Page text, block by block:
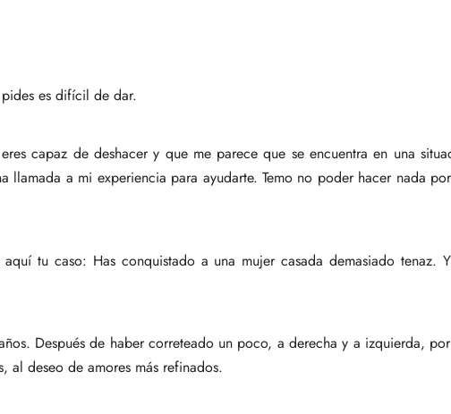
es difícil de dar.
capaz de deshacer y que me parece que se encuentra en una
llamada a mi experiencia para ayudarte. Temo no poder hacer nada
tu caso: Has conquistado a una mujer casada demasiado tenaz.
Después de haber correteado un poco, a derecha y a izquierda,
al deseo de amores más refinados.